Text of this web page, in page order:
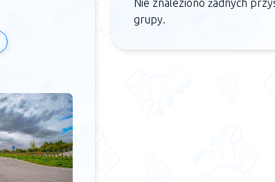
Nie znaleziono żadnych
grupy.